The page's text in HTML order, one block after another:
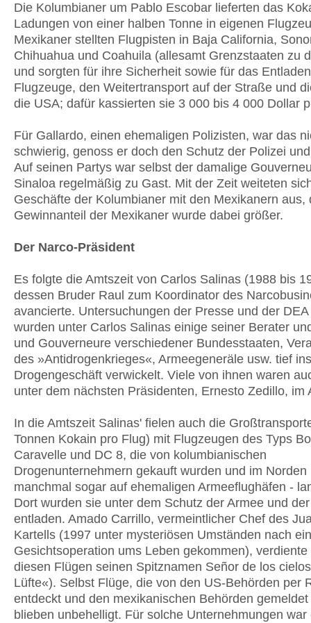
Die Kolumbianer um Pablo Escobar lieferten das
Ladungen von einer halben Tonne in eigenen
Mexikaner stellten Flugpisten in Baja California,
Chihuahua und Coahuila (allesamt Grenzstaaten zu
und sorgten für ihre Sicherheit sowie für das
Flugzeuge, den Weitertransport auf der Straße und
die USA; dafür kassierten sie 3 000 bis 4 000 Dollar
Für Gallardo, einen ehemaligen Polizisten, war das
schwierig, genoss er doch den Schutz der Polizei
Auf seinen Partys war selbst der damalige
Sinaloa regelmäßig zu Gast. Mit der Zeit weiteten
Geschäfte der Kolumbianer mit den Mexikanern aus,
Gewinnanteil der Mexikaner wurde dabei größer.
Der Narco-Präsident
Es folgte die Amtszeit von Carlos Salinas (1988 bis
dessen Bruder Raul zum Koordinator des
avancierte. Untersuchungen der Presse und der
wurden unter Carlos Salinas einige seiner Berater
und Gouverneure verschiedener Bundesstaaten,
des »Antidrogenkrieges«, Armeegeneräle usw. tief ins
Drogengeschäft verwickelt. Viele von ihnen waren
unter dem nächsten Präsidenten, Ernesto Zedillo, im
In die Amtszeit Salinas' fielen auch die
Tonnen Kokain pro Flug) mit Flugzeugen des Typs
Caravelle und DC 8, die von kolumbianischen
Drogenunternehmern gekauft wurden und im Norden
manchmal sogar auf ehemaligen Armeeflughäfen -
Dort wurden sie unter dem Schutz der Armee und
entladen. Amado Carrillo, vermeintlicher Chef des
Kartells (1997 unter mysteriösen Umständen nach
Gesichtsoperation ums Leben gekommen), verdiente
diesen Flügen seinen Spitznamen Señor de los
Lüfte«). Selbst Flüge, die von den US-Behörden per
entdeckt und den mexikanischen Behörden
blieben unbehelligt. Für solche Unternehmungen war